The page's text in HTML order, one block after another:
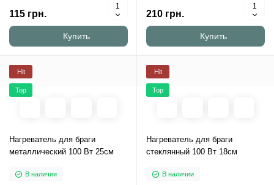
115 грн.
Купить
210 грн.
Купить
Hit
Top
Нагреватель для браги
металлический 100 Вт 25см
В наличии
Hit
Top
Нагреватель для браги
стеклянный 100 Вт 18см
В наличии